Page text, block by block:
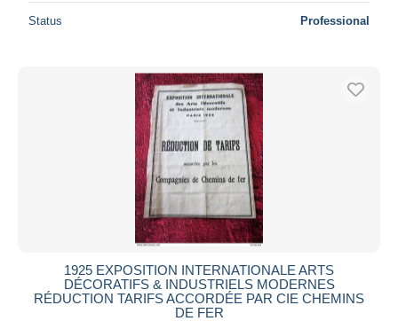
Status Professional
1925 EXPOSITION INTERNATIONALE ARTS
DÉCORATIFS & INDUSTRIELS MODERNES
RÉDUCTION TARIFS ACCORDÉE PAR CIE CHEMINS
DE FER